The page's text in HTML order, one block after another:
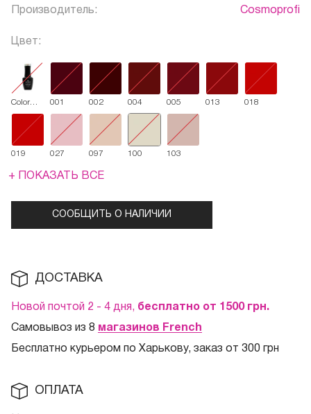
Производитель: Cosmoprofi
Цвет:
Color
Coat 8
001 002 004 005 013 018
019 027 097 100 103
+ ПОКАЗАТЬ ВСЕ
СООБЩИТЬ О НАЛИЧИИ
ДОСТАВКА
Новой почтой 2 - 4 дня, бесплатно от 1500 грн.
Самовывоз из 8 магазинов French
Бесплатно курьером по Харькову, заказ от 300 грн
ОПЛАТА